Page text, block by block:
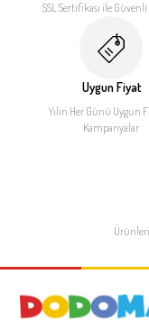
SSL Sertifikası ile
Uygun Fiyat
Yılın Her Günü Uygun
Kampanyalar